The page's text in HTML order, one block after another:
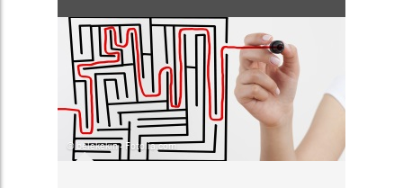
© belekekin - Fotolia.com